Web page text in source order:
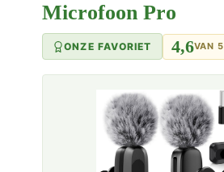
Microfoon Pro
ONZE FAVORIET 4,6VAN 5